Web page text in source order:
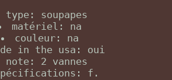
type: soupapes
matériel: na
couleur: na
in the usa: oui
note: 2 vannes
f.